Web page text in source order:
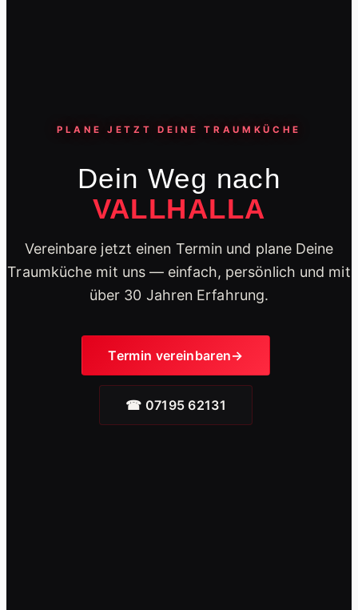
PLANE JETZT DEINE TRAUMKÜCHE
Dein Weg nach
VALLHALLA
Vereinbare jetzt einen Termin und plane Deine
Traumküche mit uns — einfach, persönlich und mit
über 30 Jahren Erfahrung.
Termin vereinbaren
☎ 07195 62131